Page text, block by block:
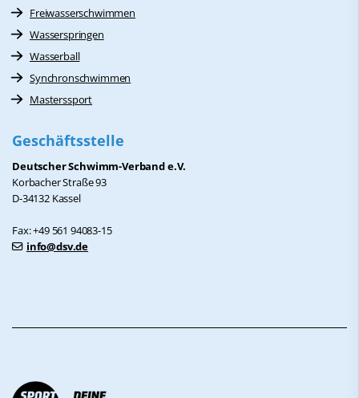
Freiwasserschwimmen
Wasserspringen
Wasserball
Synchronschwimmen
Masterssport
Geschäftsstelle
Deutscher Schwimm-Verband e.V.
Korbacher Straße 93
D-34132 Kassel
Fax: +49 561 94083-15
info@dsv.de